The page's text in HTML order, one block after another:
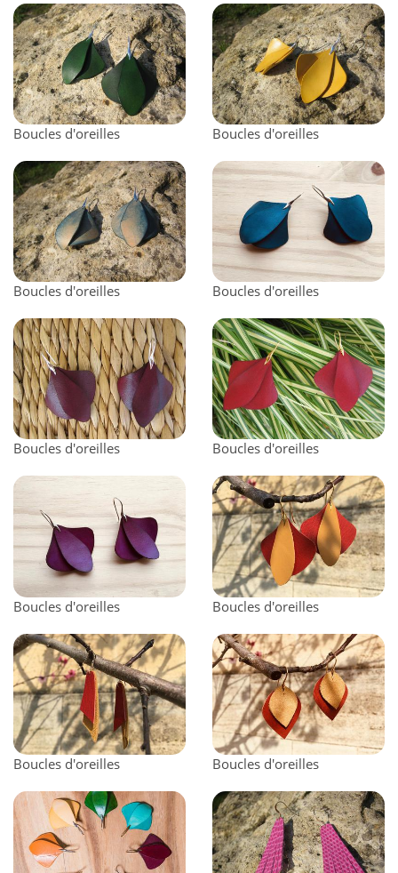
Boucles d'oreilles Boucles d'oreilles
Boucles d'oreilles Boucles d'oreilles
Boucles d'oreilles Boucles d'oreilles
Boucles d'oreilles Boucles d'oreilles
Boucles d'oreilles Boucles d'oreilles